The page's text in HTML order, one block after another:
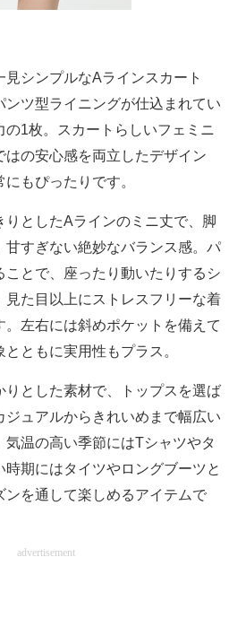
シンプルなAラインスカート
ツ型ライニングが仕込まれてい
の1枚。スカートらしいフェミニ
はの安心感を両立したデザイン
もぴったりです。
としたAラインのミニ丈で、脚
甘すぎない絶妙なバランス感。パ
ことで、座ったり動いたりするシ
見た目以上にストレスフリーな着
左右には斜めポケットを備えて
ともに実用性もプラス。
とした素材で、トップスを選ば
ジュアルからきれいめまで幅広い
気温の高い季節にはTシャツやタ
時期にはタイツやロングブーツと
ンを通して楽しめるアイテムで
advertisement